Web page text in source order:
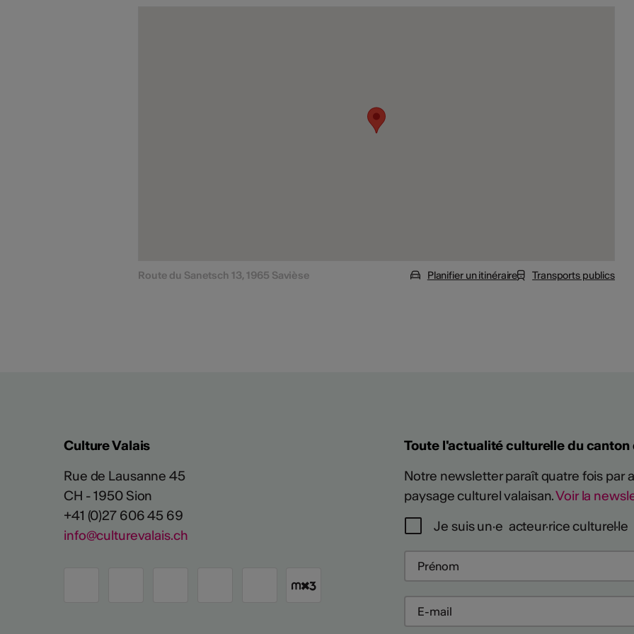
Route du Sanetsch 13, 1965 Savièse Planifier un itinéraire Transports publics
Culture Valais
Rue de Lausanne 45
CH - 1950 Sion
+41 (0)27 606 45 69
info@culturevalais.ch
Toute l'actualité culturelle du
Notre newsletter paraît quatre fois par
paysage culturel valaisan.Voir la
Je suis un·e acteur·rice culturel·le